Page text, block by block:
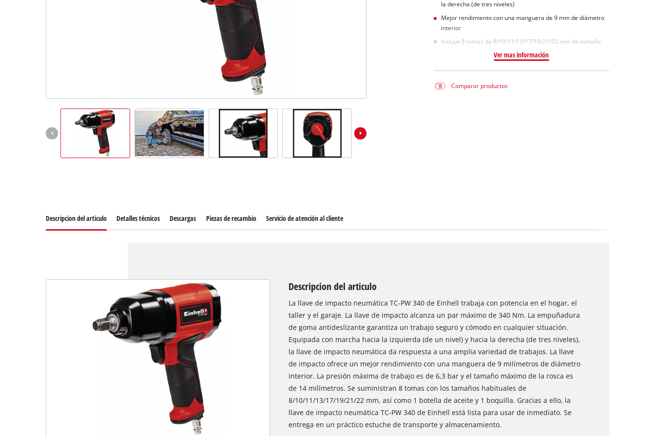
Todos los productos Power X-Change
Herramientas Power X-Change
Herramientas de jardín Power X-Change
Aspiradores de ceniza
la derecha (de tres niveles)
Mejor rendimiento con una manguera de 9 mm de diámetro
interior
Incluye 8 tomas de 8/10/11/13/17/19/21/22 mm de tamaño
Ver mas información
Comparar productos
Descripcion del articulo Detalles técnicos Descargas Piezas de recambio Servicio de atención al cliente
Descripcion del articulo
La llave de impacto neumática TC-PW 340 de Einhell trabaja con potencia en el hogar, el
taller y el garaje. La llave de impacto alcanza un par máximo de 340 Nm. La empuñadura
de goma antideslizante garantiza un trabajo seguro y cómodo en cualquier situación.
Equipada con marcha hacia la izquierda (de un nivel) y hacia la derecha (de tres niveles),
la llave de impacto neumática da respuesta a una amplia variedad de trabajos. La llave
de impacto ofrece un mejor rendimiento con una manguera de 9 milímetros de diámetro
interior. La presión máxima de trabajo es de 6,3 bar y el tamaño máximo de la rosca es
de 14 milímetros. Se suministran 8 tomas con los tamaños habituales de
8/10/11/13/17/19/21/22 mm, así como 1 botella de aceite y 1 boquilla. Gracias a ello, la
llave de impacto neumática TC-PW 340 de Einhell está lista para usar de inmediato. Se
entrega en un práctico estuche de transporte y almacenamiento.